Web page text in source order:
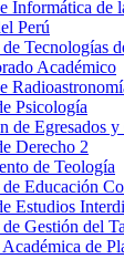
Informática de
Perú
Tecnologías
Académico
Psicología
de Egresados y
Derecho 2
de Teología
Educación
Estudios
Gestión del
de